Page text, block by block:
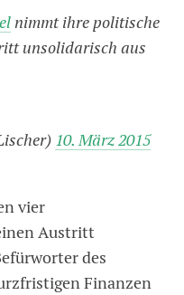
nimmt ihre politische
unsolidarisch aus
10. März 2015
vier
Austritt
des
Finanzen